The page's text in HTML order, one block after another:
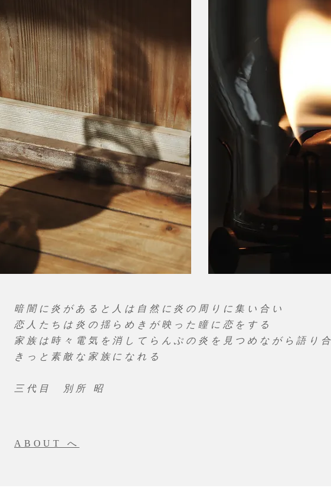
暗闇に炎があると人は自然に炎の周りに集い合い
恋人たちは炎の揺らめきが映った瞳に恋をする
家族は時々電気を消してらんぷの炎を見つめながら語り
きっと素敵な家族になれる
三代目 別所 昭​​​​​​​​
ABOUT へ